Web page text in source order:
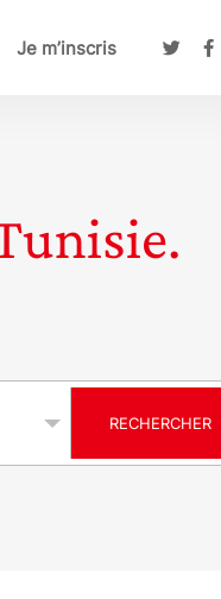
Je m’inscris
RECHERCHER